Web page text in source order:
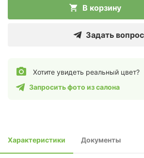
В корзину
Задать вопрос
Хотите увидеть реальный цвет?
Запросить фото из салона
Характеристики Документы